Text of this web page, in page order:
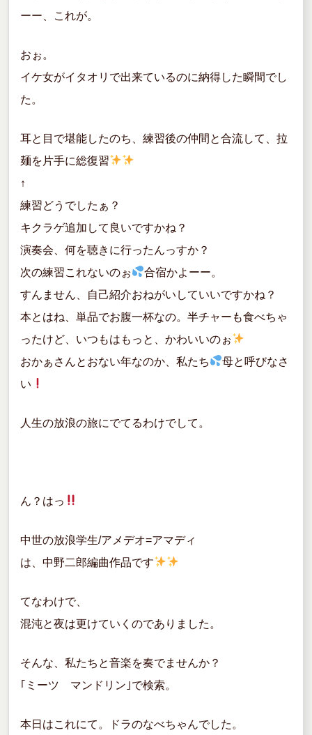
ーー、これが。
おぉ。
イケ女がイタオリで出来ているのに納得した瞬間でし
た。
耳と目で堪能したのち、練習後の仲間と合流して、拉
麺を片手に総復習
↑
練習どうでしたぁ？
キクラゲ追加して良いですかね？
演奏会、何を聴きに行ったんっすか？
次の練習これないのぉ
合宿かよーー。
すんません、自己紹介おねがいしていいですかね？
本とはね、単品でお腹一杯なの。半チャーも食べちゃ
ったけど、いつもはもっと、かわいいのぉ
おかぁさんとおない年なのか、私たち
母と呼びなさ
い
人生の放浪の旅にでてるわけでして。
ん？はっ
中世の放浪学生/アメデオ=アマディ
は、中野二郎編曲作品です
てなわけで、
混沌と夜は更けていくのでありました。
そんな、私たちと音楽を奏でませんか？
｢ミーツ マンドリン｣で検索。
本日はこれにて。ドラのなべちゃんでした。